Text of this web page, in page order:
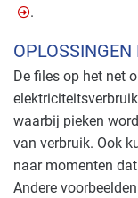
.
De files op het net
waarbij pieken
van verbruik. Ook
naar momenten
Andere